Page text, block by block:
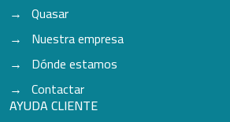
Quasar
Nuestra empresa
Dónde estamos
Contactar
AYUDA CLIENTE